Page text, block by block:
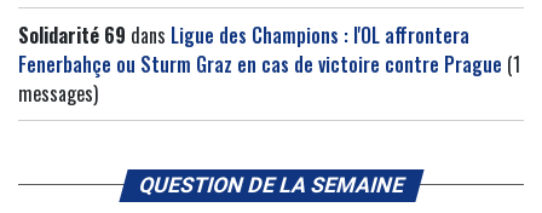
Solidarité 69 dans Ligue des Champions : l'OL affrontera
Fenerbahçe ou Sturm Graz en cas de victoire contre Prague (1
messages)
QUESTION DE LA SEMAINE